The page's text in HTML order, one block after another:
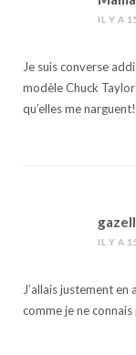
IL Y A
Je suis converse
modèle Chuck
qu’elles me narguent!
IL Y A
J’allais justement
comme je ne